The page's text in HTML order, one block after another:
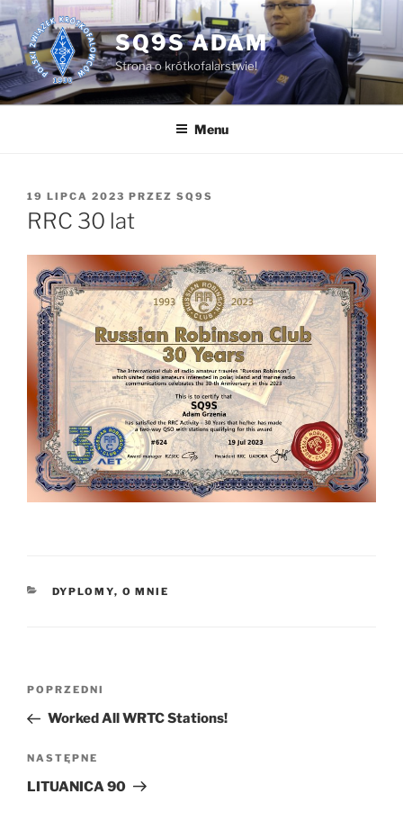
Przejdź
do
treści
SQ9S ADAM
Strona o krótkofalarstwie!
Menu
OPUBLIKOWANE
W
19 LIPCA 2023 PRZEZ SQ9S
RRC 30 lat
KATEGORIE
DYPLOMY, O MNIE
Nawigacja
Poprzedni
wpis
POPRZEDNI
Worked All WRTC Stations!
Następny
wpis
NASTĘPNE
LITUANICA 90